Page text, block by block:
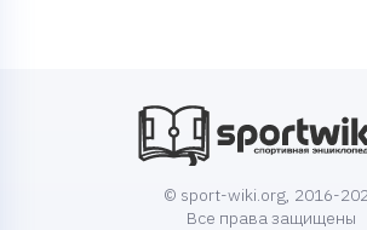
© sport-wiki.org, 2016-
Все права защищены